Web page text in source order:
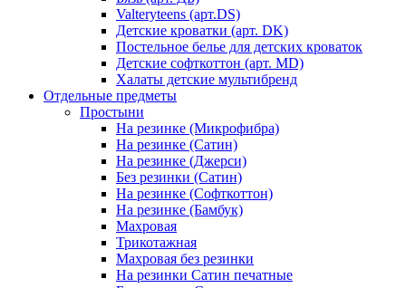
Valteryteens (арт.DS)
Детские кроватки (арт. DK)
Постельное белье для детских кроваток
Детские софткоттон (арт. MD)
Халаты детские мультибренд
Отдельные предметы
Простыни
На резинке (Микрофибра)
На резинке (Сатин)
На резинке (Джерси)
Без резинки (Сатин)
На резинке (Софткоттон)
На резинке (Бамбук)
Махровая
Трикотажная
Махровая без резинки
На резинки Сатин печатные